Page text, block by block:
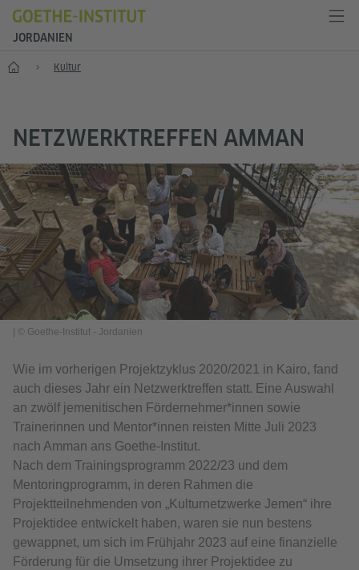
JORDANIEN
Start Kultur
NETZWERKTREFFEN AMMAN
© Goethe-Institut - Jordanien
Wie im vorherigen Projektzyklus 2020/2021 in Kairo, fand
auch dieses Jahr ein Netzwerktreffen statt. Eine Auswahl
an zwölf jemenitischen Fördernehmer*innen sowie
Trainerinnen und Mentor*innen reisten Mitte Juli 2023
nach Amman ans Goethe-Institut.
Nach dem Trainingsprogramm 2022/23 und dem
Mentoringprogramm, in deren Rahmen die
Projektteilnehmenden von „Kulturnetzwerke Jemen“ ihre
Projektidee entwickelt haben, waren sie nun bestens
gewappnet, um sich im Frühjahr 2023 auf eine finanzielle
Förderung für die Umsetzung ihrer Projektidee zu